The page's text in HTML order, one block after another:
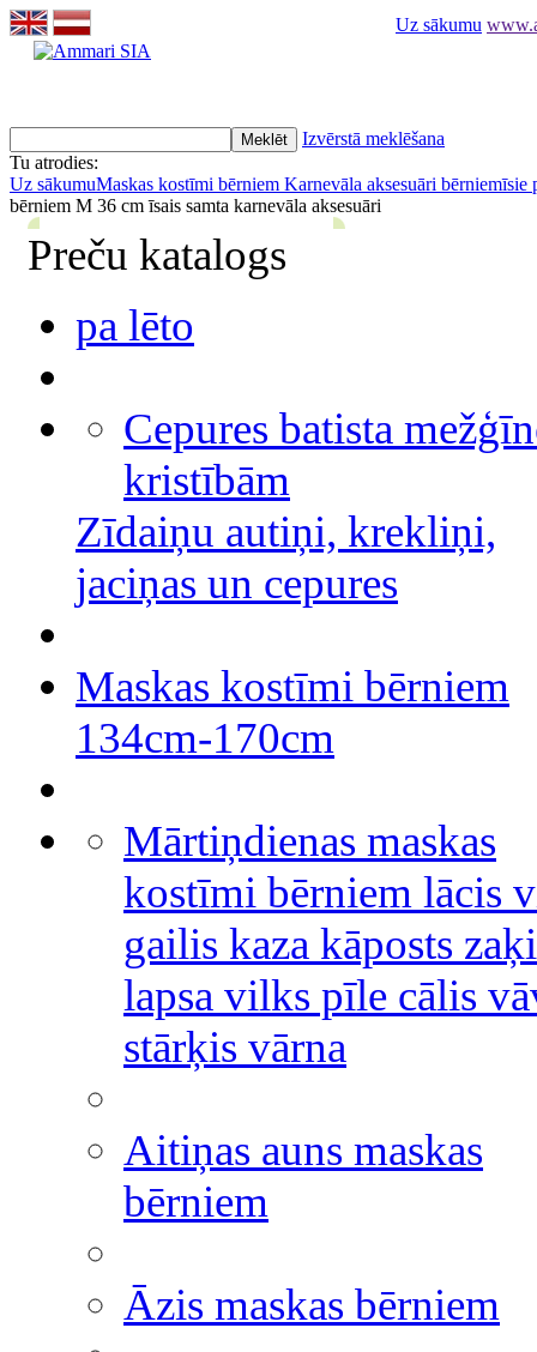
Uz sākumu
Izvērstā meklēšana
Tu atrodies:
Uz sākumuMaskas kostīmi bērniem Karnevāla aksesuāri bērniemīsie
bērniem M 36 cm īsais samta karnevāla aksesuāri
Preču katalogs
pa lēto
Cepures batista
kristībām
Zīdaiņu autiņi, krekliņi,
jaciņas un cepures
Maskas kostīmi bērniem
134cm-170cm
Mārtiņdienas maskas
kostīmi bērniem lācis
gailis kaza kāposts
lapsa vilks pīle cālis
stārķis vārna
Aitiņas auns maskas
bērniem
Āzis maskas bērniem